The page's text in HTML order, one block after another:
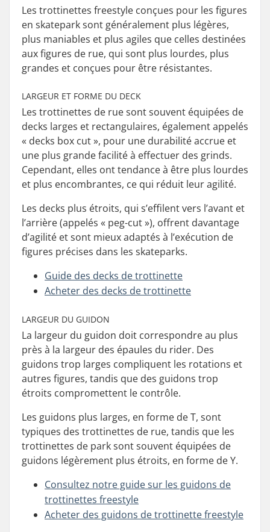
Les trottinettes freestyle conçues pour les figures
en skatepark sont généralement plus légères,
plus maniables et plus agiles que celles destinées
aux figures de rue, qui sont plus lourdes, plus
grandes et conçues pour être résistantes.
LARGEUR ET FORME DU DECK
Les trottinettes de rue sont souvent équipées de
decks larges et rectangulaires, également appelés
« decks box cut », pour une durabilité accrue et
une plus grande facilité à effectuer des grinds.
Cependant, elles ont tendance à être plus lourdes
et plus encombrantes, ce qui réduit leur agilité.
Les decks plus étroits, qui s’effilent vers l’avant et
l’arrière (appelés « peg-cut »), offrent davantage
d’agilité et sont mieux adaptés à l’exécution de
figures précises dans les skateparks.
Guide des decks de trottinette
Acheter des decks de trottinette
LARGEUR DU GUIDON
La largeur du guidon doit correspondre au plus
près à la largeur des épaules du rider. Des
guidons trop larges compliquent les rotations et
autres figures, tandis que des guidons trop
étroits compromettent le contrôle.
Les guidons plus larges, en forme de T, sont
typiques des trottinettes de rue, tandis que les
trottinettes de park sont souvent équipées de
guidons légèrement plus étroits, en forme de Y.
Consultez notre guide sur les guidons de
trottinettes freestyle
Acheter des guidons de trottinette freestyle